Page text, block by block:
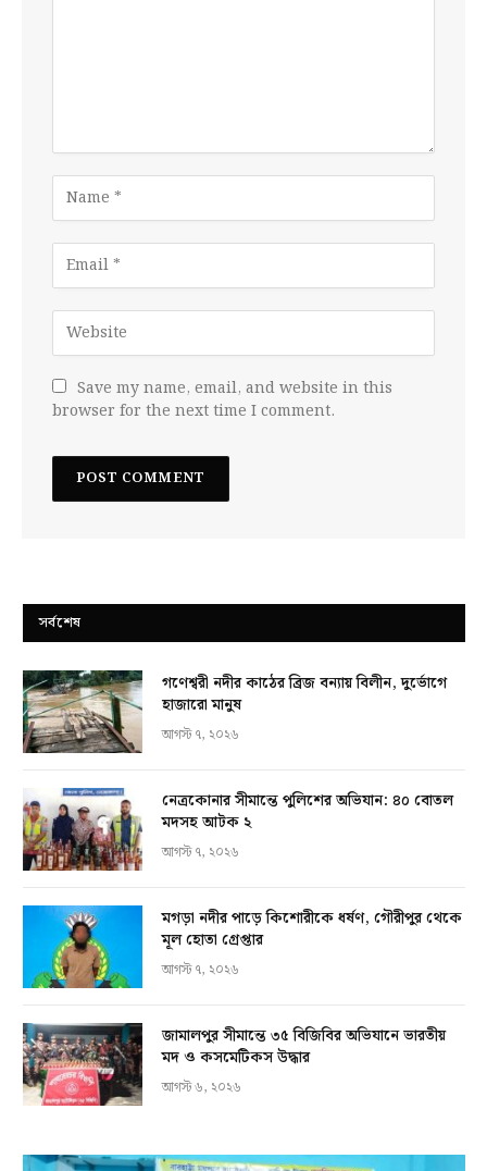
Save my name, email, and website in this
browser for the next time I comment.
সর্বশেষ
গণেশ্বরী নদীর কাঠের ব্রিজ বন্যায় বিলীন, দুর্ভোগে
হাজারো মানুষ
আগস্ট ৭, ২০২৬
নেত্রকোনার সীমান্তে পুলিশের অভিযান: ৪০ বোতল
মদসহ আটক ২
আগস্ট ৭, ২০২৬
মগড়া নদীর পাড়ে কিশোরীকে ধর্ষণ, গৌরীপুর থেকে
মূল হোতা গ্রেপ্তার
আগস্ট ৭, ২০২৬
জামালপুর সীমান্তে ৩৫ বিজিবির অভিযানে ভারতীয়
মদ ও কসমেটিকস উদ্ধার
আগস্ট ৬, ২০২৬